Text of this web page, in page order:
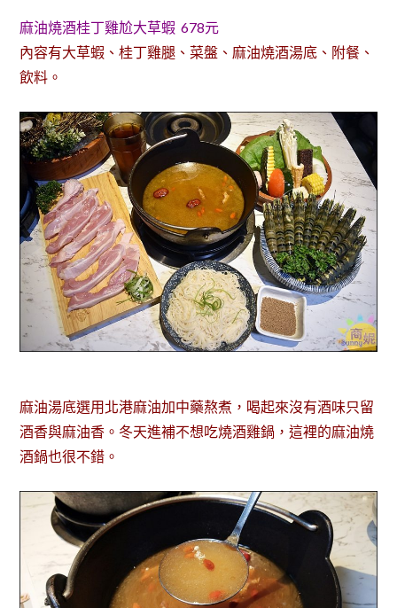
麻油燒酒桂丁雞尬大草蝦 678元
內容有大草蝦、桂丁雞腿、菜盤、麻油燒酒湯底、附餐、
飲料。
麻油湯底選用北港麻油加中藥熬煮，喝起來沒有酒味只留
酒香與麻油香。冬天進補不想吃燒酒雞鍋，這裡的麻油燒
酒鍋也很不錯。